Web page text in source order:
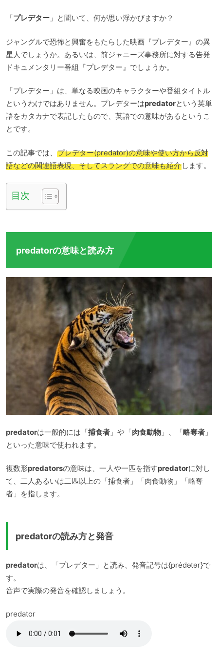
「プレデター」と聞いて、何が思い浮かびますか？
ジャングルで恐怖と興奮をもたらした映画『プレデター』の異
星人でしょうか。あるいは、前ジャニーズ事務所に対する告発
ドキュメンタリー番組『プレデター』でしょうか。
「プレデター」は、単なる映画のキャラクターや番組タイトル
というわけではありません。プレデターはpredatorという英単
語をカタカナで表記したもので、英語での意味があるというこ
とです。
この記事では、 プレデター(predator)の意味や使い方から反対
語などの関連語表現、そしてスラングでの意味も紹介します。
目次
predatorの意味と読み方
predatorは一般的には「捕食者」や「肉食動物」、「略奪者」
といった意味で使われます。
複数形predatorsの意味は、一人や一匹を指すpredatorに対し
て、二人あるいは二匹以上の「捕食者」「肉食動物」「略奪
者」を指します。
predatorの読み方と発音
predatorは、「プレデター」と読み、発音記号は{prédətər}で
す。
音声で実際の発音を確認しましょう。
predator